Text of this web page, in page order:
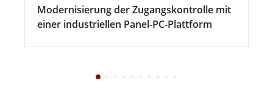
Modernisierung der Zugangskontrolle mit
einer industriellen Panel-PC-Plattform